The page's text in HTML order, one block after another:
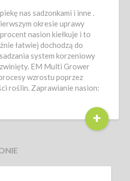
nas sadzonkami i inne .
okresie uprawy
nasion kiełkuje i to
łatwiej dochodzą do
system korzeniowy
EM Multi Grower
wzrostu poprzez
roślin. Zaprawianie nasion:
+